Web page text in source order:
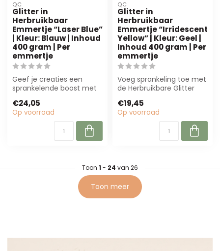
QC
Glitter in
Herbruikbaar
Emmertje “Laser Blue”
| Kleur: Blauw | Inhoud
400 gram | Per
emmertje
Geef je creaties een
sprankelende boost met
“Laser Blue”...
€24,05
Op voorraad
QC
Glitter in
Herbruikbaar
Emmertje “Irridescent
Yellow” | Kleur: Geel |
Inhoud 400 gram | Per
emmertje
Voeg sprankeling toe met
de Herbruikbare Glitter
400 ...
€19,45
Op voorraad
Toon 1 - 24 van 26
Toon meer